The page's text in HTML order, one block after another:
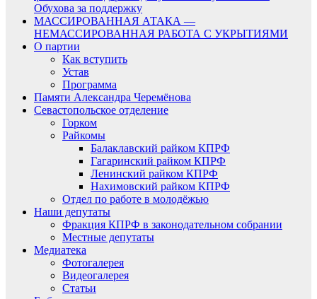
Обухова за поддержку
МАССИРОВАННАЯ АТАКА —
НЕМАССИРОВАННАЯ РАБОТА С УКРЫТИЯМИ
О партии
Как вступить
Устав
Программа
Памяти Александра Черемёнова
Севастопольское отделение
Горком
Райкомы
Балаклавский райком КПРФ
Гагаринский райком КПРФ
Ленинский райком КПРФ
Нахимовский райком КПРФ
Отдел по работе в молодёжью
Наши депутаты
Фракция КПРФ в законодательном собрании
Местные депутаты
Медиатека
Фотогалерея
Видеогалерея
Статьи